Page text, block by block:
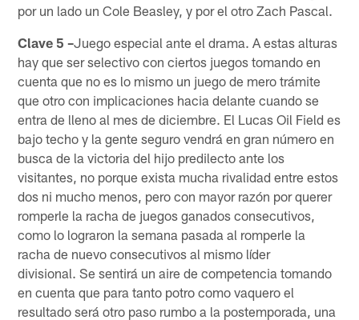
por un lado un Cole Beasley, y por el otro Zach Pascal.
Clave 5 –Juego especial ante el drama. A estas alturas
hay que ser selectivo con ciertos juegos tomando en
cuenta que no es lo mismo un juego de mero trámite
que otro con implicaciones hacia delante cuando se
entra de lleno al mes de diciembre. El Lucas Oil Field es
bajo techo y la gente seguro vendrá en gran número en
busca de la victoria del hijo predilecto ante los
visitantes, no porque exista mucha rivalidad entre estos
dos ni mucho menos, pero con mayor razón por querer
romperle la racha de juegos ganados consecutivos,
como lo lograron la semana pasada al romperle la
racha de nuevo consecutivos al mismo líder
divisional. Se sentirá un aire de competencia tomando
en cuenta que para tanto potro como vaquero el
resultado será otro paso rumbo a la postemporada, una